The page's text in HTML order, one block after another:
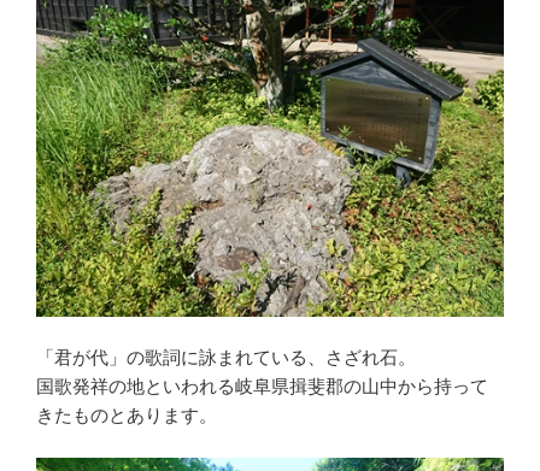
「君が代」の歌詞に詠まれている、さざれ石。
国歌発祥の地といわれる岐阜県揖斐郡の山中から持って
きたものとあります。